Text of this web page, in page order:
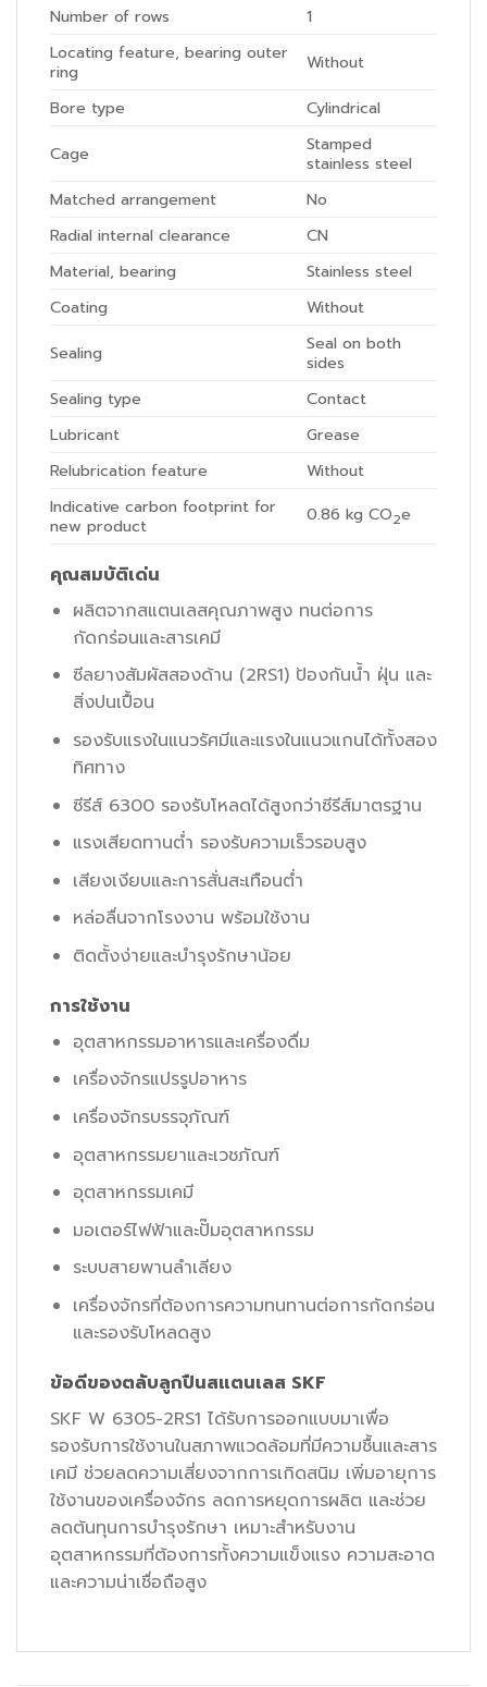
Number of rows
1
Locating feature, bearing outer
ring
Without
Bore type
Cylindrical
Cage
Stamped
stainless steel
Matched arrangement
No
Radial internal clearance
CN
Material, bearing
Stainless steel
Coating
Without
Sealing
Seal on both
sides
Sealing type
Contact
Lubricant
Grease
Relubrication feature
Without
Indicative carbon footprint for
new product
0.86 kg CO2e
คุณสมบัติเด่น
ผลิตจากสแตนเลสคุณภาพสูง ทนต่อการ
กัดกร่อนและสารเคมี
ซีลยางสัมผัสสองด้าน (2RS1) ป้องกันน้ำ ฝุ่น และ
สิ่งปนเปื้อน
รองรับแรงในแนวรัศมีและแรงในแนวแกนได้ทั้งสอง
ทิศทาง
ซีรีส์ 6300 รองรับโหลดได้สูงกว่าซีรีส์มาตรฐาน
แรงเสียดทานต่ำ รองรับความเร็วรอบสูง
เสียงเงียบและการสั่นสะเทือนต่ำ
หล่อลื่นจากโรงงาน พร้อมใช้งาน
ติดตั้งง่ายและบำรุงรักษาน้อย
การใช้งาน
อุตสาหกรรมอาหารและเครื่องดื่ม
เครื่องจักรแปรรูปอาหาร
เครื่องจักรบรรจุภัณฑ์
อุตสาหกรรมยาและเวชภัณฑ์
อุตสาหกรรมเคมี
มอเตอร์ไฟฟ้าและปั๊มอุตสาหกรรม
ระบบสายพานลำเลียง
เครื่องจักรที่ต้องการความทนทานต่อการกัดกร่อน
และรองรับโหลดสูง
ข้อดีของตลับลูกปืนสแตนเลส SKF
SKF W 6305-2RS1 ได้รับการออกแบบมาเพื่อ
รองรับการใช้งานในสภาพแวดล้อมที่มีความชื้นและสาร
เคมี ช่วยลดความเสี่ยงจากการเกิดสนิม เพิ่มอายุการ
ใช้งานของเครื่องจักร ลดการหยุดการผลิต และช่วย
ลดต้นทุนการบำรุงรักษา เหมาะสำหรับงาน
อุตสาหกรรมที่ต้องการทั้งความแข็งแรง ความสะอาด
และความน่าเชื่อถือสูง